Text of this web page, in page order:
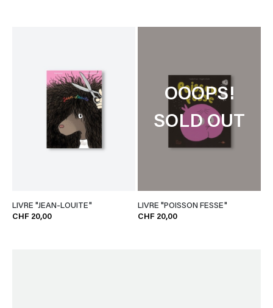
LIVRE "JEAN-LOUITE"
CHF 20,00
OOOPS!
SOLD OUT
LIVRE "POISSON FESSE"
CHF 20,00